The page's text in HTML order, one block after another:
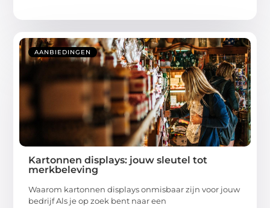
AANBIEDINGEN
Kartonnen displays: jouw sleutel tot
merkbeleving
Waarom kartonnen displays onmisbaar zijn voor jouw
bedrijf Als je op zoek bent naar een